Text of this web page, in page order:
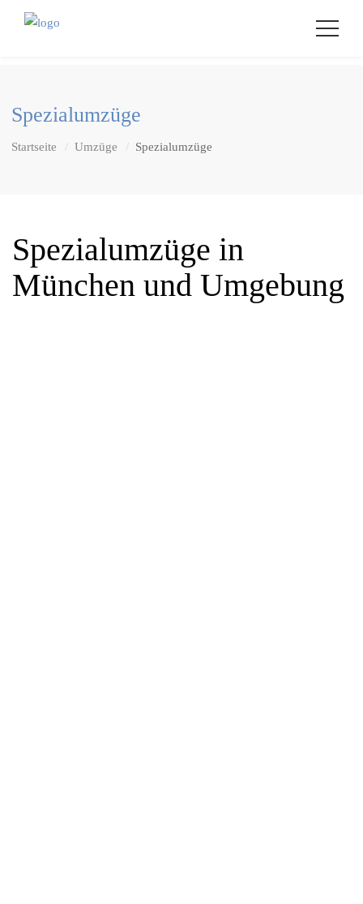
Spezialumzüge
Startseite Umzüge Spezialumzüge
Spezialumzüge in
München und Umgebung